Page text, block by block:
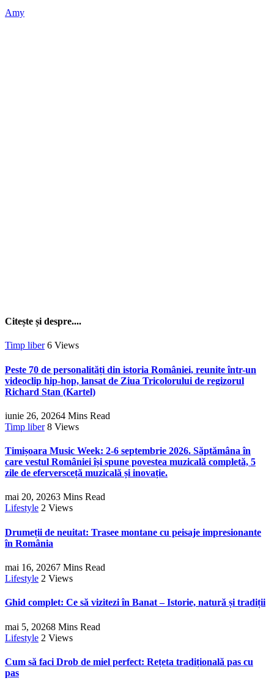
Amy
Citește și despre....
Timp liber 6 Views
Peste 70 de personalități din istoria României, reunite într-un
videoclip hip-hop, lansat de Ziua Tricolorului de regizorul
Richard Stan (Kartel)
iunie 26, 20264 Mins Read
Timp liber 8 Views
Timișoara Music Week: 2-6 septembrie 2026. Săptămâna în
care vestul României își spune povestea muzicală completă, 5
zile de eferversceță muzicală și inovație.
mai 20, 20263 Mins Read
Lifestyle 2 Views
Drumeții de neuitat: Trasee montane cu peisaje impresionante
în România
mai 16, 20267 Mins Read
Lifestyle 2 Views
Ghid complet: Ce să vizitezi în Banat – Istorie, natură și tradiții
mai 5, 20268 Mins Read
Lifestyle 2 Views
Cum să faci Drob de miel perfect: Rețeta tradițională pas cu
pas